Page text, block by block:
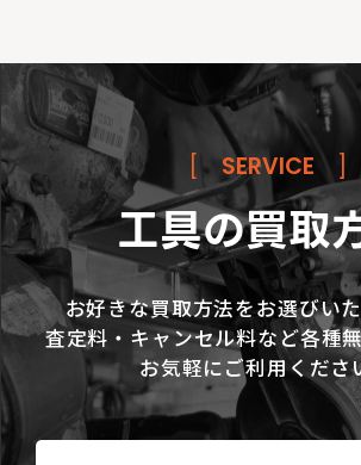
[ SERVICE ]
工具の買取
お好きな買取方法をお選びい
査定料・キャンセル料など各種
お気軽にご利用くださ